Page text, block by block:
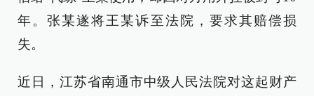
年。张某遂将王某诉至法院，要求其赔偿损
失。
近日，江苏省南通市中级人民法院对这起财产